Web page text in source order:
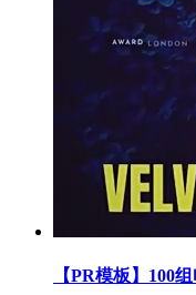
【PR模板】100